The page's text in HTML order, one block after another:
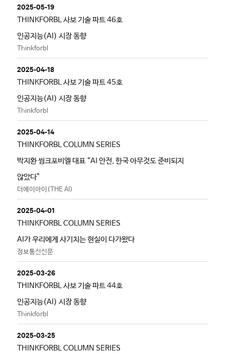
2025-05-19
THINKFORBL 사보 기술 파트 46호
인공지능(AI) 시장 동향
Thinkforbl
2025-04-18
THINKFORBL 사보 기술 파트 45호
인공지능(AI) 시장 동향
Thinkforbl
2025-04-14
THINKFORBL COLUMN SERIES
박지환 씽크포비엘 대표 “AI 안전, 한국 아무것도 준비되지
않았다”
더에이아이(THE AI)
2025-04-01
THINKFORBL COLUMN SERIES
AI가 우리에게 사기치는 현실이 다가왔다
정보통신신문
2025-03-26
THINKFORBL 사보 기술 파트 44호
인공지능(AI) 시장 동향
Thinkforbl
2025-03-25
THINKFORBL COLUMN SERIES